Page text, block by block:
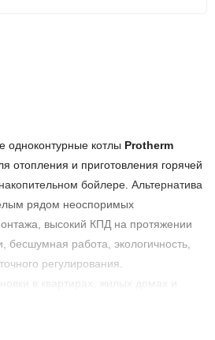
одноконтурные котлы Protherm
отопления и приготовления горячей
бойлере. Альтернатива
рядом неоспоримых
высокий КПД на протяжении
бесшумная работа, экологичность,
регулирования.
в квартирах, жилых домах и
к отопительным приборам